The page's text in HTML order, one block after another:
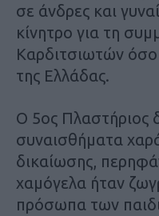
σε άνδρες και
κίνητρο για τη
Καρδιτσιωτών όσο
της Ελλάδας.
Ο 5ος Πλαστήριος
συναισθήματα
δικαίωσης,
χαμόγελα ήταν
πρόσωπα των